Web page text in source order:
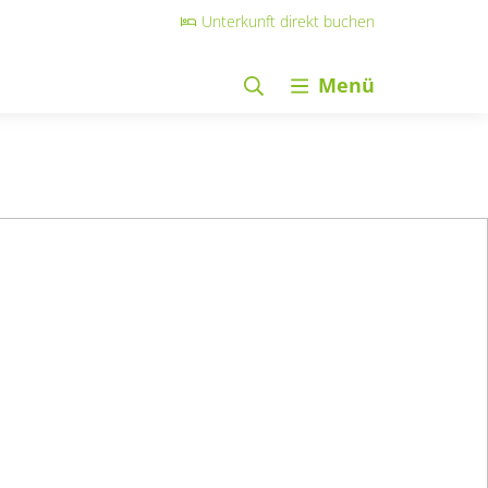
Unterkunft direkt buchen
Menü